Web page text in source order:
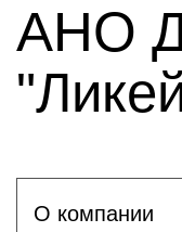
АНО
О компании